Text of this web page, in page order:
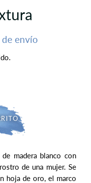
envío
madera blanco con
de una mujer. Se
hoja de oro, el marco